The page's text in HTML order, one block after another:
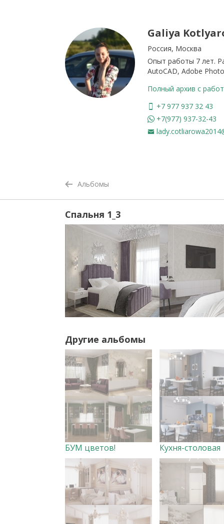
Galiya
Россия, Москва
Опыт работы 7 лет.
AutoCAD, Adobe
Полный архив с
+7 977 937 32 43
+7(977) 937-32-43
Альбомы
Спальня 1_3
Другие альбомы
БУМ цветов! Кухня-столовая